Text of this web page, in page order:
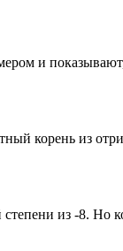
и
корень из
из -8. Но